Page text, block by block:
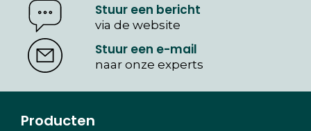
Stuur een bericht
via de website
Stuur een e-mail
naar onze experts
Producten